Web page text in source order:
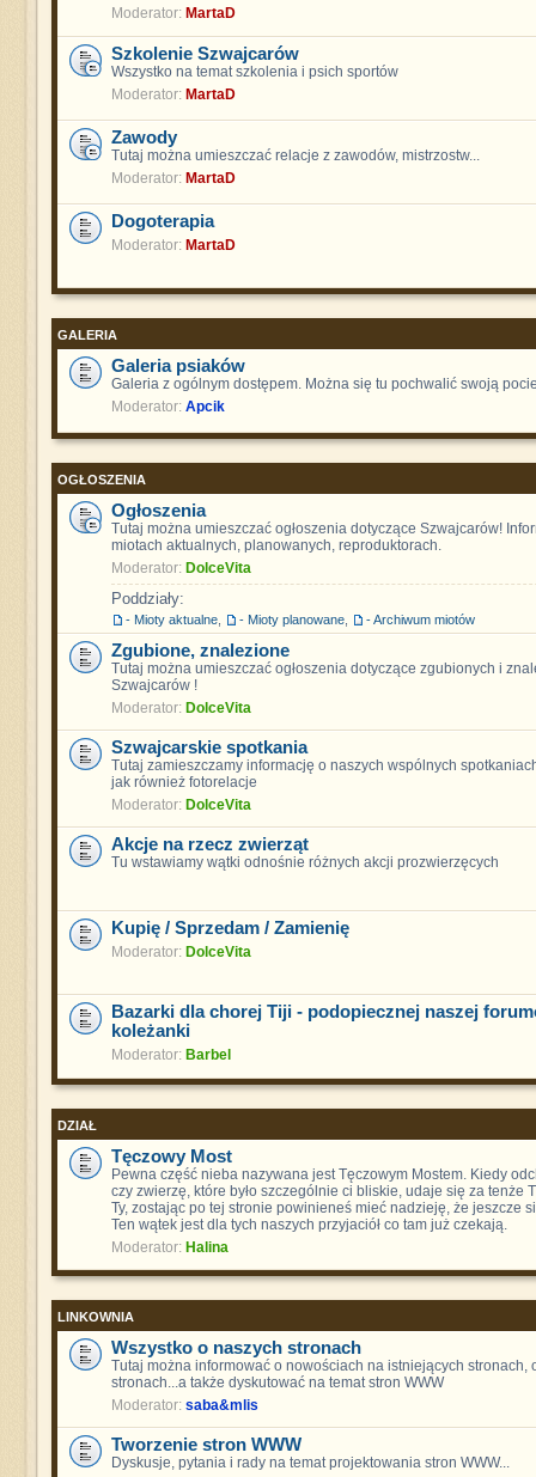
Moderator: MartaD
Szkolenie Szwajcarów
Wszystko na temat szkolenia i psich sportów
Moderator: MartaD
Zawody
Tutaj można umieszczać relacje z zawodów, mistrzostw...
Moderator: MartaD
Dogoterapia
Moderator: MartaD
GALERIA
Galeria psiaków
Galeria z ogólnym dostępem. Można się tu pochwalić swoją
Moderator: Apcik
OGŁOSZENIA
Ogłoszenia
Tutaj można umieszczać ogłoszenia dotyczące Szwajcarów!
miotach aktualnych, planowanych, reproduktorach.
Moderator: DolceVita
Poddziały:
- Mioty aktualne, - Mioty planowane, - Archiwum miotów
Zgubione, znalezione
Tutaj można umieszczać ogłoszenia dotyczące zgubionych i
Szwajcarów !
Moderator: DolceVita
Szwajcarskie spotkania
Tutaj zamieszczamy informację o naszych wspólnych
jak również fotorelacje
Moderator: DolceVita
Akcje na rzecz zwierząt
Tu wstawiamy wątki odnośnie różnych akcji prozwierzęcych
Kupię / Sprzedam / Zamienię
Moderator: DolceVita
Bazarki dla chorej Tiji - podopiecznej naszej
koleżanki
Moderator: Barbel
DZIAŁ
Tęczowy Most
Pewna część nieba nazywana jest Tęczowym Mostem. Kiedy
czy zwierzę, które było szczególnie ci bliskie, udaje się za tenże
Ty, zostając po tej stronie powinieneś mieć nadzieję, że jeszcze
Ten wątek jest dla tych naszych przyjaciół co tam już czekają.
Moderator: Halina
LINKOWNIA
Wszystko o naszych stronach
Tutaj można informować o nowościach na istniejących stronach,
stronach...a także dyskutować na temat stron WWW
Moderator: saba&mlis
Tworzenie stron WWW
Dyskusje, pytania i rady na temat projektowania stron WWW...